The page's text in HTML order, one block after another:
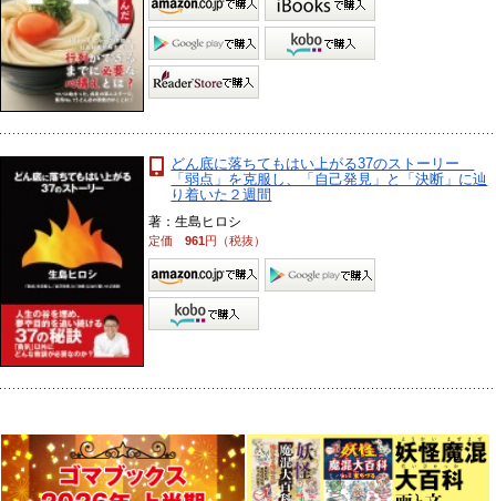
どん底に落ちてもはい上がる37のストーリー
「弱点」を克服し、「自己発見」と「決断」に辿
り着いた２週間
著：生島ヒロシ
定価961円（税抜）